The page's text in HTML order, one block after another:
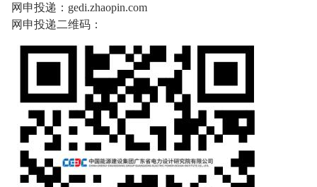
网申投递：gedi.zhaopin.com
网申投递二维码：